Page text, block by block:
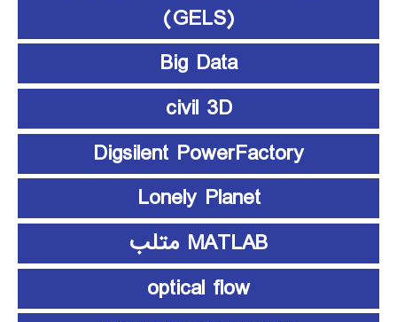
(GELS)
Big Data
civil 3D
Digsilent PowerFactory
Lonely Planet
MATLAB متلب
optical flow